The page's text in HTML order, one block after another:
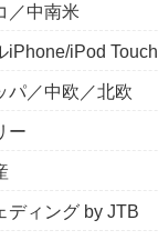
／中南米
iPhone/iPod Touch
パ／中欧／北欧
ー
ディング by JTB